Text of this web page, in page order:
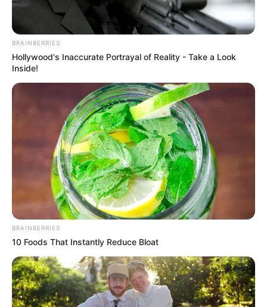
LIHAT ARTIKEL LAINNYA
Laras Kinanda Nyimas Ratu Rafa
BRAINBERRIES
Hollywood's Inaccurate Portrayal of Reality - Take a Look
Inside!
BRAINBERRIES
10 Foods That Instantly Reduce Bloat